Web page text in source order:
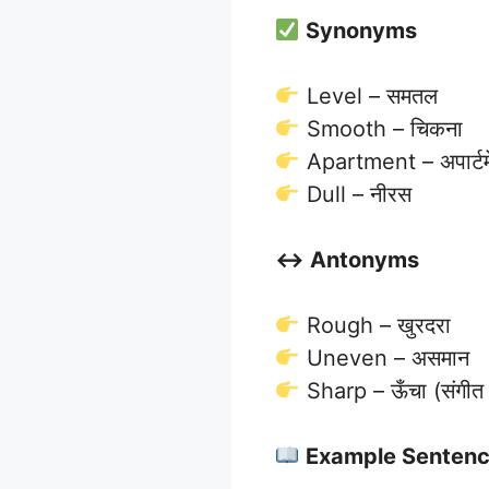
Synonyms
Level – समतल
Smooth – चिकना
Apartment –
Dull – नीरस
↔️ Antonyms
Rough – खुरदरा
Uneven – असमान
Sharp – ऊँचा (संगीत
Example